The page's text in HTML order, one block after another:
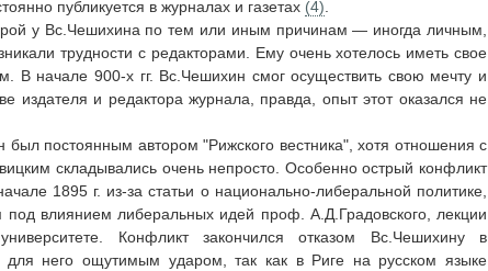
публикуется в журналах и газетах (4).
у Вс.Чешихина по тем или иным причинам — иногда личным,
трудности с редакторами. Ему очень хотелось иметь свое
В начале 900-х гг. Вс.Чешихин смог осуществить свою мечту и
издателя и редактора журнала, правда, опыт этот оказался не
постоянным автором "Рижского вестника", хотя отношения с
складывались очень непросто. Особенно острый конфликт
1895 г. из-за статьи о национально-либеральной политике,
влиянием либеральных идей проф. А.Д.Градовского, лекции
Конфликт закончился отказом Вс.Чешихину в
для него ощутимым ударом, так как в Риге на русском языке